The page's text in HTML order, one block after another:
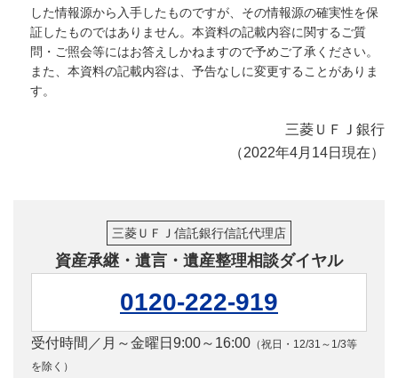
した情報源から入手したものですが、その情報源の確実性を保
証したものではありません。本資料の記載内容に関するご質
問・ご照会等にはお答えしかねますので予めご了承ください。
また、本資料の記載内容は、予告なしに変更することがありま
す。
三菱ＵＦＪ銀行
（2022年4月14日現在）
三菱ＵＦＪ信託銀行信託代理店
資産承継・遺言・遺産整理相談ダイヤル
0120-222-919
受付時間／月～金曜日9:00～16:00 （祝日・12/31～1/3等
を除く）